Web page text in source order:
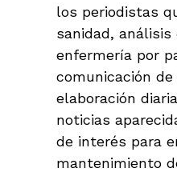
los periodistas
sanidad,
enfermería por
comunicación
elaboración
noticias
de interés para
mantenimiento